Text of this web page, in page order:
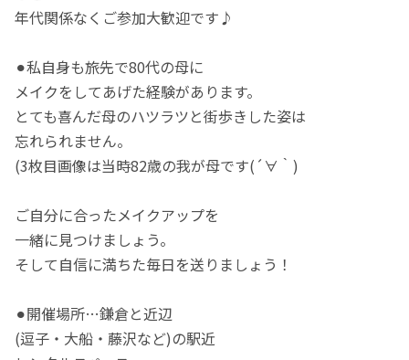
年代関係なくご参加大歓迎です♪
⚫︎私自身も旅先で80代の母に
メイクをしてあげた経験があります。
とても喜んだ母のハツラツと街歩きした姿は
忘れられません。
(3枚目画像は当時82歳の我が母です(´∀｀)
ご自分に合ったメイクアップを
一緒に見つけましょう。
そして自信に満ちた毎日を送りましょう！
⚫︎開催場所…鎌倉と近辺
(逗子・大船・藤沢など)の駅近